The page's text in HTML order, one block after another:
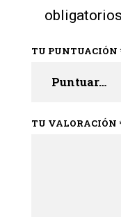
TU PUNTUACIÓN
TU VALORACIÓN